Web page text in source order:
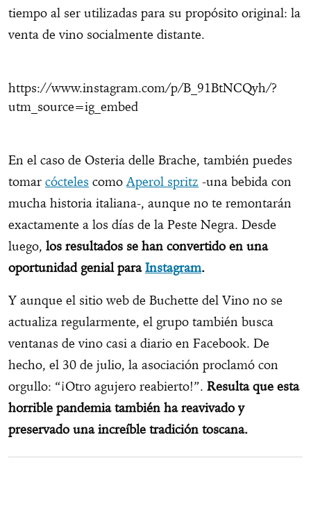
tiempo al ser utilizadas para su propósito original: la
venta de vino socialmente distante.
https://www.instagram.com/p/B_91BtNCQyh/?
utm_source=ig_embed
En el caso de Osteria delle Brache, también puedes
tomar cócteles comoAperol spritz -una bebida con
mucha historia italiana-, aunque no te remontarán
exactamente a los días de la Peste Negra. Desde
luego, los resultados se han convertido en una
oportunidad genial paraInstagram.
Y aunque el sitio web de Buchette del Vino no se
actualiza regularmente, el grupo también busca
ventanas de vino casi a diario en Facebook. De
hecho, el 30 de julio, la asociación proclamó con
orgullo: “¡Otro agujero reabierto!”. Resulta que esta
horrible pandemia también ha reavivado y
preservado una increíble tradición toscana.